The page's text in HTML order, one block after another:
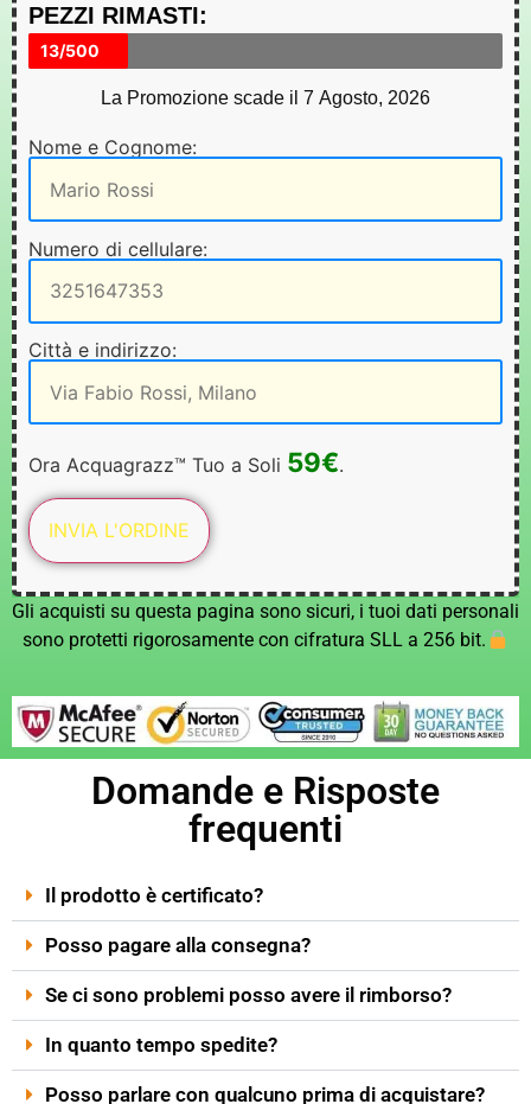
PEZZI RIMASTI:
13/500
La Promozione scade il 7 Agosto, 2026
Nome e Cognome:
Numero di cellulare:
Città e indirizzo:
Ora Acquagrazz™ Tuo a Soli 59€.
Gli acquisti su questa pagina sono sicuri, i tuoi dati personali
sono protetti rigorosamente con cifratura SLL a 256 bit.
Domande e Risposte
frequenti
Il prodotto è certificato?
Posso pagare alla consegna?
Se ci sono problemi posso avere il rimborso?
In quanto tempo spedite?
Posso parlare con qualcuno prima di acquistare?